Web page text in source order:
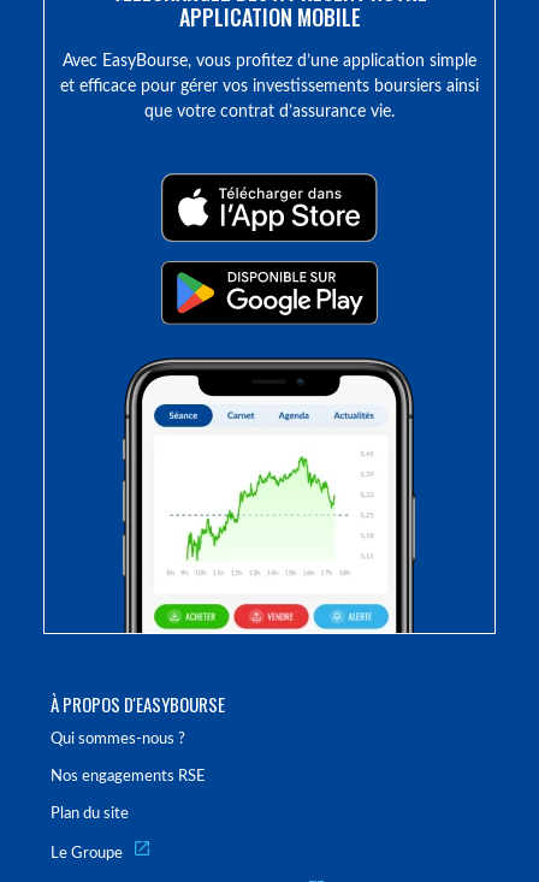
À PROPOS D'EASYBOURSE
Qui sommes-nous ?
Nos engagements RSE
Plan du site
Le Groupe
APPLICATION MOBILE
Avec EasyBourse, vous profitez d’une application simple
et efficace pour gérer vos investissements boursiers ainsi
que votre contrat d’assurance vie.